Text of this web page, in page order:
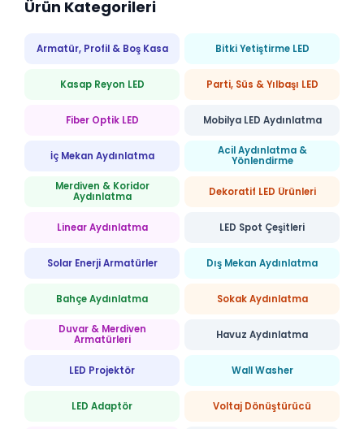
Ürün Kategorileri
Armatür, Profil & Boş Kasa Bitki Yetiştirme LED
Kasap Reyon LED Parti, Süs & Yılbaşı LED
Fiber Optik LED Mobilya LED Aydınlatma
İç Mekan Aydınlatma
Acil Aydınlatma &
Yönlendirme
Merdiven & Koridor
Aydınlatma
Dekoratif LED Ürünleri
Linear Aydınlatma LED Spot Çeşitleri
Solar Enerji Armatürler Dış Mekan Aydınlatma
Bahçe Aydınlatma Sokak Aydınlatma
Duvar & Merdiven
Armatürleri
Havuz Aydınlatma
LED Projektör Wall Washer
LED Adaptör Voltaj Dönüştürücü